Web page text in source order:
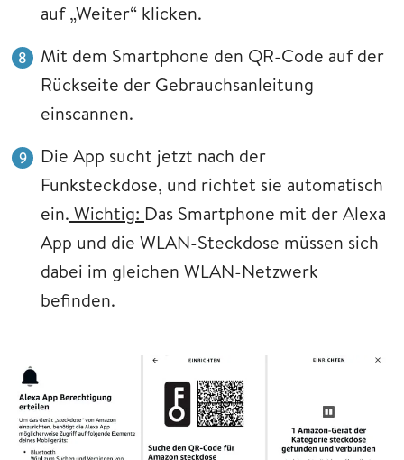
auf „Weiter“ klicken.
Mit dem Smartphone den QR-Code auf der
Rückseite der Gebrauchsanleitung
einscannen.
Die App sucht jetzt nach der
Funksteckdose, und richtet sie automatisch
ein. Wichtig: Das Smartphone mit der Alexa
App und die WLAN-Steckdose müssen sich
dabei im gleichen WLAN-Netzwerk
befinden.